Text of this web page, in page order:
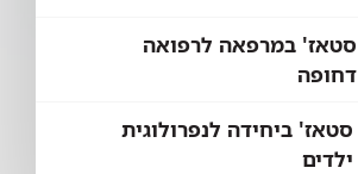
סטאז' במרפאה לרפואה
דחופה
סטאז' ביחידה לנפרולוגית
ילדים